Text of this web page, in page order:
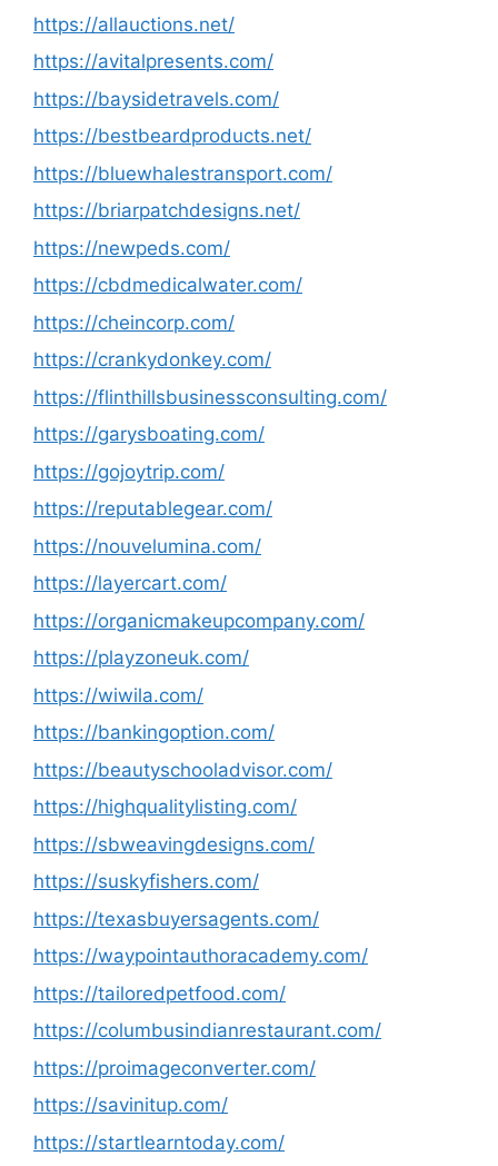
https://allauctions.net/
https://avitalpresents.com/
https://baysidetravels.com/
https://bestbeardproducts.net/
https://bluewhalestransport.com/
https://briarpatchdesigns.net/
https://newpeds.com/
https://cbdmedicalwater.com/
https://cheincorp.com/
https://crankydonkey.com/
https://flinthillsbusinessconsulting.com/
https://garysboating.com/
https://gojoytrip.com/
https://reputablegear.com/
https://nouvelumina.com/
https://layercart.com/
https://organicmakeupcompany.com/
https://playzoneuk.com/
https://wiwila.com/
https://bankingoption.com/
https://beautyschooladvisor.com/
https://highqualitylisting.com/
https://sbweavingdesigns.com/
https://suskyfishers.com/
https://texasbuyersagents.com/
https://waypointauthoracademy.com/
https://tailoredpetfood.com/
https://columbusindianrestaurant.com/
https://proimageconverter.com/
https://savinitup.com/
https://startlearntoday.com/